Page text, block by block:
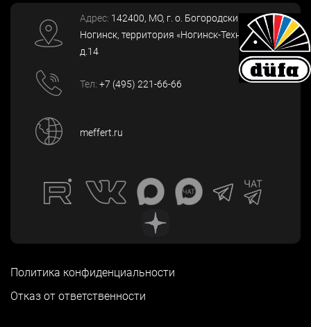
Адрес: 142400, МО, г. о. Богородский, г.
Ногинск, территория «Ногинск-Технопарк»,
д.14
Тел: +7 (495) 221-66-66
meffert.ru
Политика конфиденциальности
Отказ от ответственности